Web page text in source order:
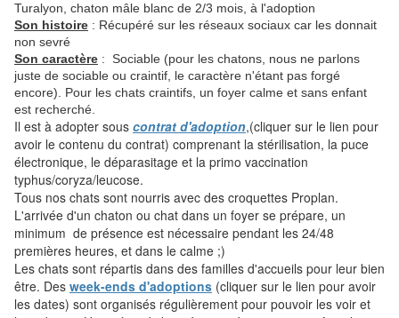
Turalyon, chaton mâle blanc de 2/3 mois, à l'adoption
Son histoire : Récupéré sur les réseaux sociaux car les donnait
non sevré
Son caractère : Sociable (pour les chatons, nous ne parlons
juste de sociable ou craintif, le caractère n'étant pas forgé
encore). Pour les chats craintifs, un foyer calme et sans enfant
est recherché.
Il est à adopter sous contrat d'adoption,(cliquer sur le lien pour
avoir le contenu du contrat) comprenant la stérilisation, la puce
électronique, le déparasitage et la primo vaccination
typhus/coryza/leucose.
Tous nos chats sont nourris avec des croquettes Proplan.
L'arrivée d'un chaton ou chat dans un foyer se prépare, un
minimum de présence est nécessaire pendant les 24/48
premières heures, et dans le calme ;)
Les chats sont répartis dans des familles d'accueils pour leur bien
être. Des week-ends d'adoptions (cliquer sur le lien pour avoir
les dates) sont organisés régulièrement pour pouvoir les voir et